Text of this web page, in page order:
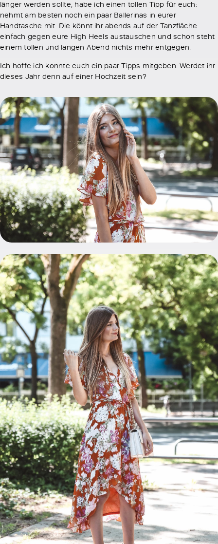
länger werden sollte, habe ich einen tollen Tipp für euch:
nehmt am besten noch ein paar Ballerinas in eurer
Handtasche mit. Die könnt ihr abends auf der Tanzfläche
einfach gegen eure High Heels austauschen und schon steht
einem tollen und langen Abend nichts mehr entgegen.
Ich hoffe ich konnte euch ein paar Tipps mitgeben. Werdet ihr
dieses Jahr denn auf einer Hochzeit sein?